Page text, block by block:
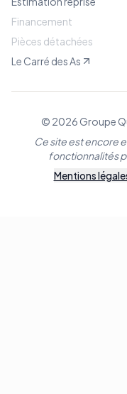
Financement
Pièces détachées
Le Carré des As
© 2026 Groupe
Ce site est encore
fonctionnalités
Mentions